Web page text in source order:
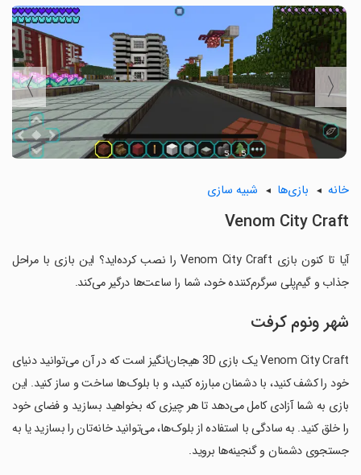
〈
〉
خانه بازی‌ها شبیه سازی
Venom City Craft
آیا تا کنون بازی Venom City Craft را نصب کرده‌اید؟ این بازی با مراحل
جذاب و گیم‌پلی سرگرم‌کننده خود، شما را ساعت‌ها درگیر می‌کند.
شهر ونوم کرفت
Venom City Craft یک بازی 3D هیجان‌انگیز است که در آن می‌توانید دنیای
خود را کشف کنید، با دشمنان مبارزه کنید، و با بلوک‌ها ساخت و ساز کنید. این
بازی به شما آزادی کامل می‌دهد تا هر چیزی که بخواهید بسازید و فضای خود
را خلق کنید. به سادگی با استفاده از بلوک‌ها، می‌توانید خانه‌تان را بسازید یا به
جستجوی دشمنان و گنجینه‌ها بروید.